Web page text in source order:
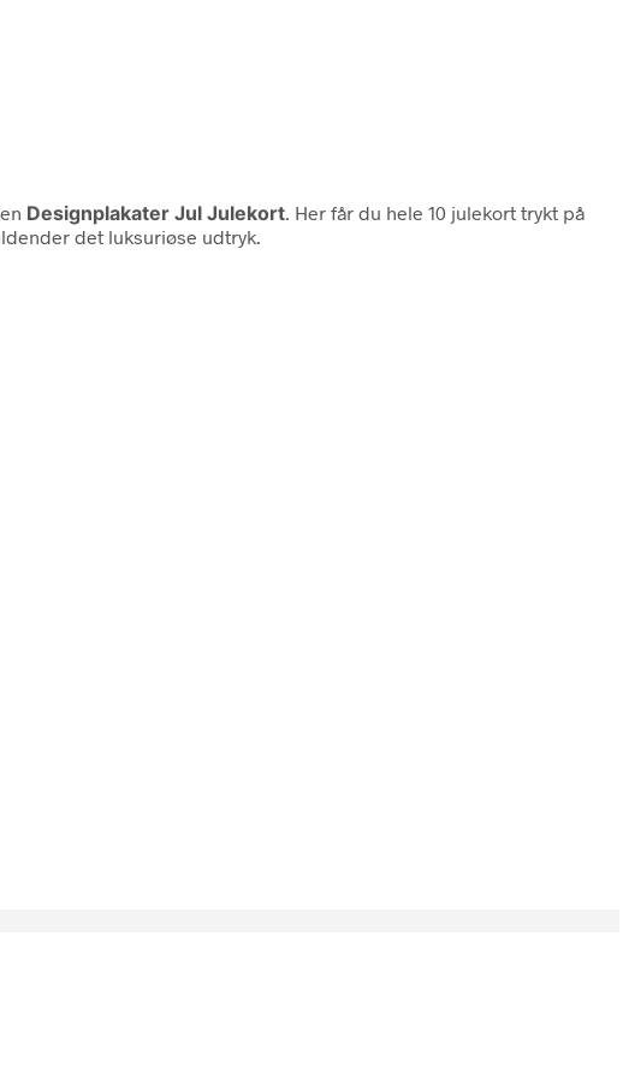
Designplakater Jul Julekort . Her får du hele 10 julekort trykt på
det luksuriøse udtryk.